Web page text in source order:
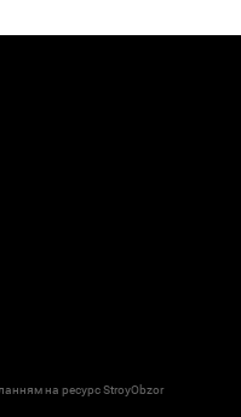
на ресурс StroyObzor